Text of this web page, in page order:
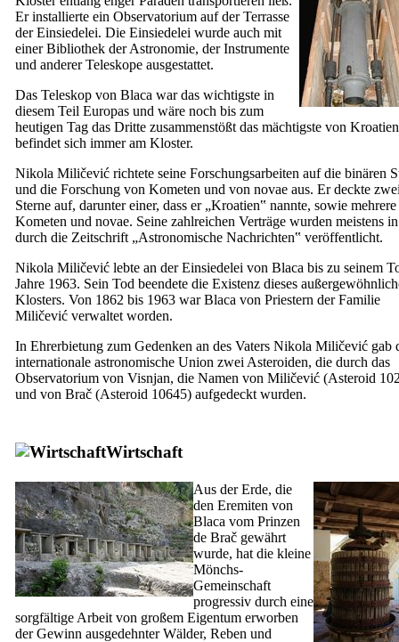
Er installierte ein Observatorium auf der Terrasse
der Einsiedelei. Die Einsiedelei wurde auch mit
einer Bibliothek der Astronomie, der Instrumente
und anderer Teleskope ausgestattet.
Das Teleskop von Blaca war das wichtigste in
diesem Teil Europas und wäre noch bis zum
heutigen Tag das Dritte zusammenstößt das mächtigste von
befindet sich immer am Kloster.
Nikola Miličević richtete seine Forschungsarbeiten auf die binären
und die Forschung von Kometen und von novae aus. Er deckte
Sterne auf, darunter einer, dass er „Kroatien‟ nannte, sowie mehrere
Kometen und novae. Seine zahlreichen Verträge wurden meistens
durch die Zeitschrift „Astronomische Nachrichten‟ veröffentlicht.
Nikola Miličević lebte an der Einsiedelei von Blaca bis zu seinem
Jahre 1963. Sein Tod beendete die Existenz dieses
Klosters. Von 1862 bis 1963 war Blaca von Priestern der Familie
Miličević verwaltet worden.
In Ehrerbietung zum Gedenken an des Vaters Nikola Miličević gab
internationale astronomische Union zwei Asteroiden, die durch das
Observatorium von Visnjan, die Namen von Miličević (Asteroid
und von Brač (Asteroid 10645) aufgedeckt wurden.
Wirtschaft
Aus der Erde, die
den Eremiten von
Blaca vom Prinzen
de Brač gewährt
wurde, hat die kleine
Mönchs-
Gemeinschaft
progressiv durch eine
sorgfältige Arbeit von großem Eigentum erworben
der Gewinn ausgedehnter Wälder, Reben und